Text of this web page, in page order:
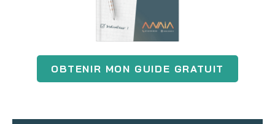
OBTENIR MON GUIDE GRATUIT